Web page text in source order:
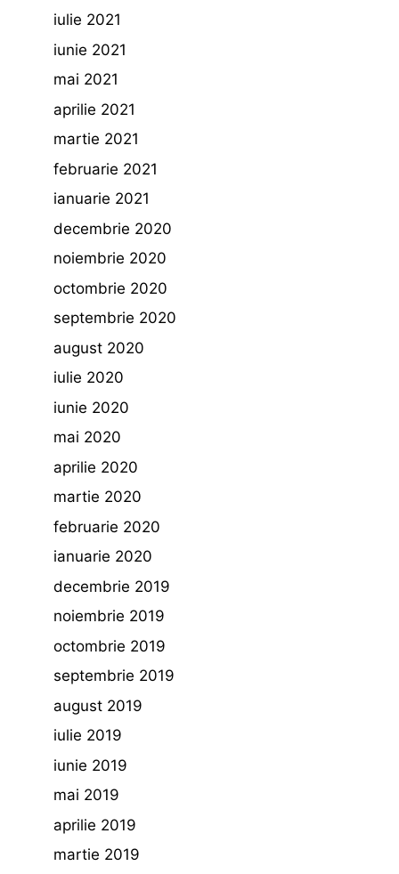
iulie 2021
iunie 2021
mai 2021
aprilie 2021
martie 2021
februarie 2021
ianuarie 2021
decembrie 2020
noiembrie 2020
octombrie 2020
septembrie 2020
august 2020
iulie 2020
iunie 2020
mai 2020
aprilie 2020
martie 2020
februarie 2020
ianuarie 2020
decembrie 2019
noiembrie 2019
octombrie 2019
septembrie 2019
august 2019
iulie 2019
iunie 2019
mai 2019
aprilie 2019
martie 2019